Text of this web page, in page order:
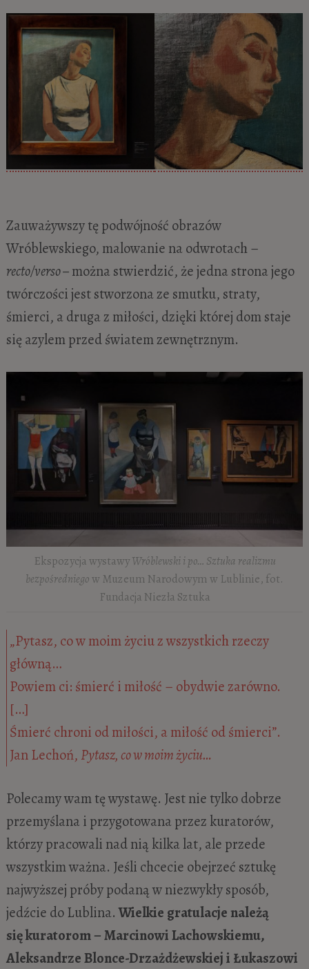
Zauważywszy tę podwójność obrazów
Wróblewskiego, malowanie na odwrotach –
recto/verso –można stwierdzić, że jedna strona jego
twórczości jest stworzona ze smutku, straty,
śmierci, a druga z miłości, dzięki której dom staje
się azylem przed światem zewnętrznym.
Ekspozycja wystawyWróblewski i po… Sztuka realizmu
bezpośredniegow Muzeum Narodowym w Lublinie, fot.
Fundacja Niezła Sztuka
„Pytasz, co w moim życiu z wszystkich rzeczy
główną…
Powiem ci: śmierć i miłość – obydwie zarówno.
[…]
Śmierć chroni od miłości, a miłość od śmierci”.
Jan Lechoń, Pytasz, co w moim życiu…
Polecamy wam tę wystawę. Jest nie tylko dobrze
przemyślana i przygotowana przez kuratorów,
którzy pracowali nad nią kilka lat, ale przede
wszystkim ważna. Jeśli chcecie obejrzeć sztukę
najwyższej próby podaną w niezwykły sposób,
jedźcie do Lublina.Wielkie gratulacje należą
siękuratorom – Marcinowi Lachowskiemu,
Aleksandrze Blonce-Drzażdżewskiej i Łukaszowi